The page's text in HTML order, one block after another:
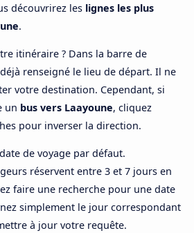
découvrirez les lignes les plus
.
itinéraire ? Dans la barre de
renseigné le lieu de départ. Il ne
votre destination. Cependant, si
un bus vers Laayoune, cliquez
pour inverser la direction.
de voyage par défaut.
réservent entre 3 et 7 jours en
faire une recherche pour une date
simplement le jour correspondant
à jour votre requête.